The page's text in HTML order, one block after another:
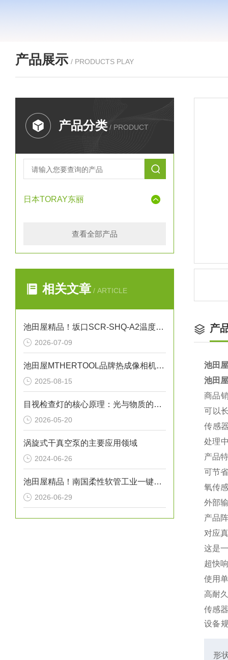
产品展示 / PRODUCTS PLAY
产品分类 / PRODUCT
日本TORAY东丽
查看全部产品
相关文章 / ARTICLE
池田屋精品！坂口SCR-SHQ-A2温度控制器技术参数
2026-07-09
池田屋MTHERTOOL品牌热成像相机操作方法
2025-08-15
目视检查灯的核心原理：光与物质的相互作用
2026-05-20
涡旋式干真空泵的主要应用领域
2024-06-26
池田屋精品！南国柔性软管工业一键式接头型软管 NK-3600 参数介绍
2026-06-29
产
池田
池田
商品
可以
传感
处理
产品
可节
氧传
外部
产品
对应
这是
超快
使用
高耐
传感
设备
形